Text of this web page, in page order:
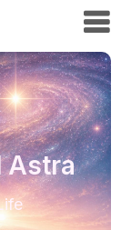
Astra